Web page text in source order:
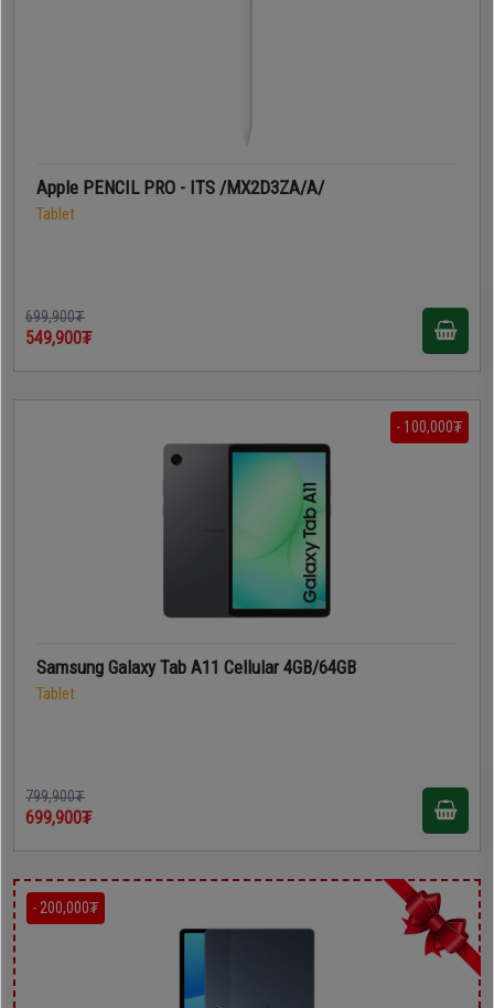
Apple PENCIL PRO - ITS /MX2D3ZA/A/
Tablet
699,900₮
549,900₮
- 100,000₮
Samsung Galaxy Tab A11 Cellular 4GB/64GB
Tablet
799,900₮
699,900₮
- 200,000₮